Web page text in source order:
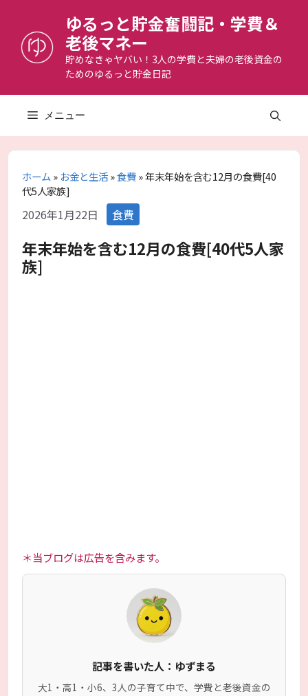
へ
ゆるっと貯金奮闘記・学費＆
老後マネー
貯めなきゃヤバい！3人の学費と夫婦の老後資金の
ためのゆるっと貯金日記
メニュー
ホーム» お金と生活»食費»年末年始を含む12月の食費[40
代5人家族]
2026年1月22日 カ
テ
ゴ
リ
食費
年末年始を含む12月の食費[40代5人家
族]
＊当ブログは広告を含みます。
記事を書いた人：ゆずまる
大1・高1・小6、3人の子育て中で、学費と老後資金の